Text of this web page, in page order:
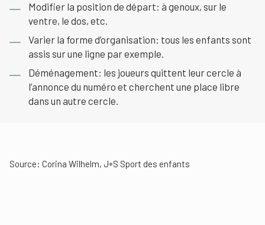
Modifier la position de départ: à genoux, sur le
ventre, le dos, etc.
Varier la forme d’organisation: tous les enfants sont
assis sur une ligne par exemple.
Déménagement: les joueurs quittent leur cercle à
l’annonce du numéro et cherchent une place libre
dans un autre cercle.
Source: Corina Wilhelm, J+S Sport des enfants